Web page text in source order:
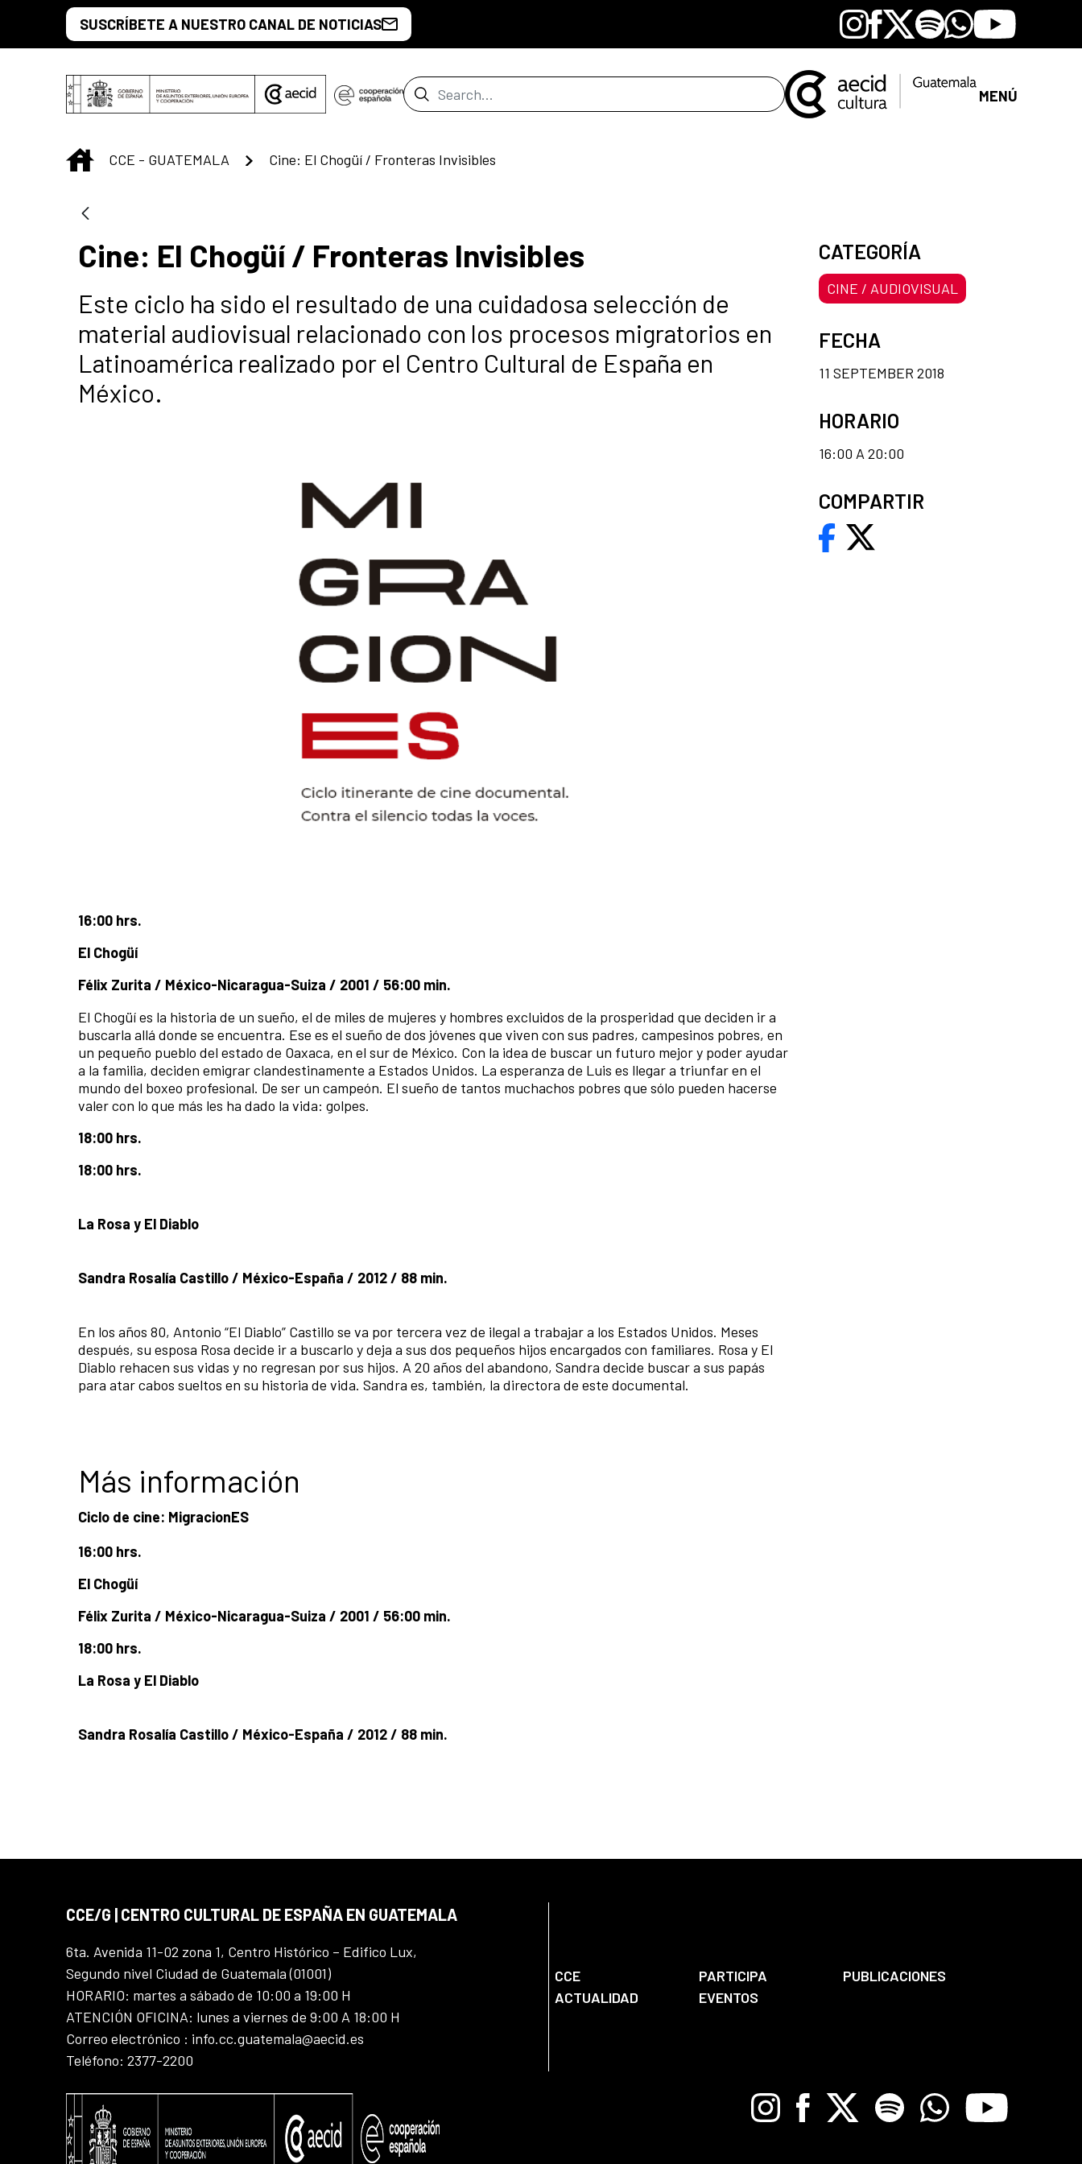
Skip to Main ContentSUSCRÍBETE A NUESTRO CANAL DE NOTICIAS Instagram
Facebook
X SpotifyWhatsapp
Youtube
Search Bar MENÚ
INICIO
CCE - GUATEMALA Cine: El Chogüí / Fronteras Invisibles
Cine: El Chogüí / Fronteras Invisibles
Este ciclo ha sido el resultado de una cuidadosa selección de
material audiovisual relacionado con los procesos migratorios en
Latinoamérica realizado por el Centro Cultural de España en
México.
16:00 hrs.
El Chogüí
Félix Zurita / México-Nicaragua-Suiza / 2001 / 56:00 min.
El Chogüí es la historia de un sueño, el de miles de mujeres y hombres excluidos de la prosperidad que deciden ir a
buscarla allá donde se encuentra. Ese es el sueño de dos jóvenes que viven con sus padres, campesinos pobres, en
un pequeño pueblo del estado de Oaxaca, en el sur de México. Con la idea de buscar un futuro mejor y poder ayudar
a la familia, deciden emigrar clandestinamente a Estados Unidos. La esperanza de Luis es llegar a triunfar en el
mundo del boxeo profesional. De ser un campeón. El sueño de tantos muchachos pobres que sólo pueden hacerse
valer con lo que más les ha dado la vida: golpes.
18:00 hrs.
18:00 hrs.
La Rosa y El Diablo
Sandra Rosalía Castillo / México-España / 2012 / 88 min.
En los años 80, Antonio “El Diablo” Castillo se va por tercera vez de ilegal a trabajar a los Estados Unidos. Meses
después, su esposa Rosa decide ir a buscarlo y deja a sus dos pequeños hijos encargados con familiares. Rosa y El
Diablo rehacen sus vidas y no regresan por sus hijos. A 20 años del abandono, Sandra decide buscar a sus papás
para atar cabos sueltos en su historia de vida. Sandra es, también, la directora de este documental.
Más información
Ciclo de cine: MigracionES
16:00 hrs.
El Chogüí
Félix Zurita / México-Nicaragua-Suiza / 2001 / 56:00 min.
18:00 hrs.
La Rosa y El Diablo
Sandra Rosalía Castillo / México-España / 2012 / 88 min.
CATEGORÍA
CINE / AUDIOVISUAL
FECHA
11 SEPTEMBER 2018
HORARIO
16:00 A 20:00
COMPARTIR
CCE/G | CENTRO CULTURAL DE ESPAÑA EN GUATEMALA
6ta. Avenida 11-02 zona 1, Centro Histórico – Edifico Lux,
Segundo nivel Ciudad de Guatemala (01001)
HORARIO: martes a sábado de 10:00 a 19:00 H
ATENCIÓN OFICINA: lunes a viernes de 9:00 A 18:00 H
Correo electrónico : info.cc.guatemala@aecid.es
Teléfono: 2377-2200
CCE PARTICIPA
PUBLICACIONES
ACTUALIDAD
EVENTOS
InstagramFacebook
X Spotify WhatsappYoutube